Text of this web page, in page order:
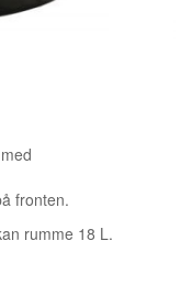
fronten.
rumme 18 L.